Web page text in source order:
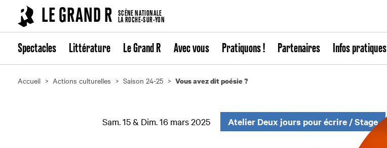
LE GRAND R
SCÈNE NATIONALE
LA ROCHE-SUR-YON
Spectacles Littérature Le Grand R Avec vous Pratiquons ! Partenaires Infos pratiques
Accueil Actions culturelles Saison 24-25 Vous avez dit poésie ?
Sam. 15 & Dim. 16 mars 2025 Atelier Deux jours pour écrire /Stage
Cookies management panel